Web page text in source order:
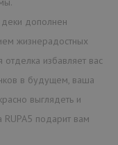
дополнен
жизнерадостных
избавляет вас
в будущем, ваша
выглядеть и
подарит вам